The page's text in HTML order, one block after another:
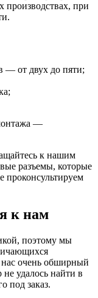
при
— от двух до пяти;
—
к нашим
разъемы, которые
проконсультируем
к нам
поэтому мы
очень обширный
удалось найти в
под заказ.